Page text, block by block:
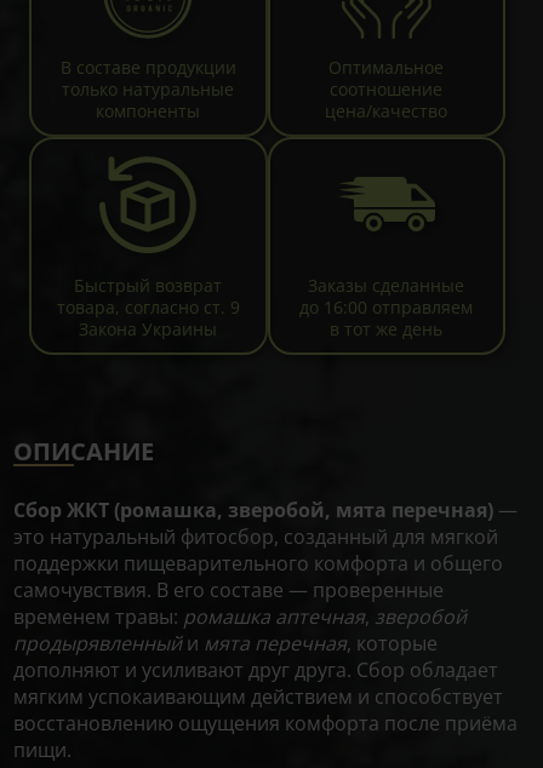
В составе продукции
только натуральные
компоненты
Оптимальное
соотношение
цена/качество
Быстрый возврат
товара, согласно ст. 9
Закона Украины
Заказы сделанные
до 16:00 отправляем
в тот же день
ОПИСАНИЕ
Сбор ЖКТ (ромашка, зверобой, мята перечная) —
это натуральный фитосбор, созданный для мягкой
поддержки пищеварительного комфорта и общего
самочувствия. В его составе — проверенные
временем травы: ромашка аптечная, зверобой
продырявленныйи мята перечная, которые
дополняют и усиливают друг друга. Сбор обладает
мягким успокаивающим действием и способствует
восстановлению ощущения комфорта после приёма
пищи.